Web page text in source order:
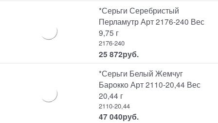
*Серьги Серебристый
Перламутр Арт 2176-240 Вес
9,75 г
2176-240
25 872руб.
*Серьги Белый Жемчуг
Барокко Арт 2110-20,44 Вес
20,44 г
2110-20,44
47 040руб.